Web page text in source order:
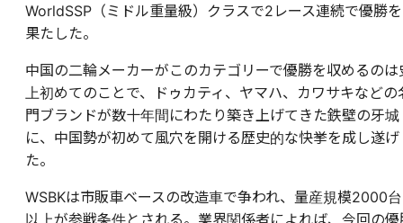
WorldSSP（ミドル重量級）クラスで2レース連続で優勝を
果たした。
中国の二輪メーカーがこのカテゴリーで優勝を収めるのは
上初めてのことで、ドゥカティ、ヤマハ、カワサキなどの
門ブランドが数十年間にわたり築き上げてきた鉄壁の牙城
に、中国勢が初めて風穴を開ける歴史的な快挙を成し遂げ
た。
WSBKは市販車ベースの改造車で争われ、量産規模2000台
以上が参戦条件とされる。業界関係者によれば、今回の優